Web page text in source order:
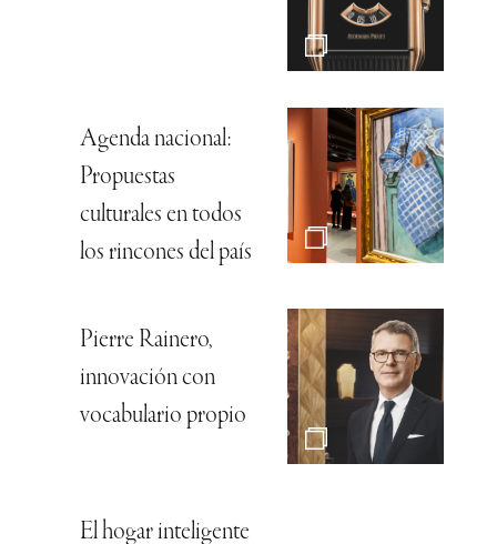
Agenda nacional:
Propuestas
culturales en todos
los rincones del país
Pierre Rainero,
innovación con
vocabulario propio
El hogar inteligente